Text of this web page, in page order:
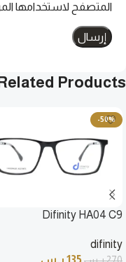
المتصفح لاستخدامها
Products
-50%
Difinity HA04 C9
difinity
270ر.س135 ر.س